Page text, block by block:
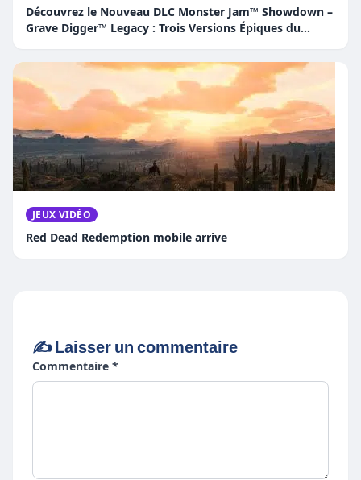
Découvrez le Nouveau DLC Monster Jam™ Showdown –
Grave Digger™ Legacy : Trois Versions Épiques du
JEUX VIDÉO
Red Dead Redemption mobile arrive
✍️ Laisser un commentaire
Commentaire *